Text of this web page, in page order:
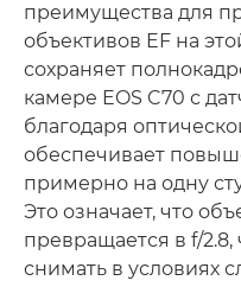
преимущества для
объективов EF на
сохраняет
камере EOS C70 с
благодаря
обеспечивает
примерно на одну
Это означает, что
превращается в f/
снимать в условиях